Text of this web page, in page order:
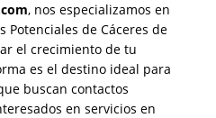
, nos especializamos en
Potenciales de Cáceres de
el crecimiento de tu
es el destino ideal para
buscan contactos
en servicios en